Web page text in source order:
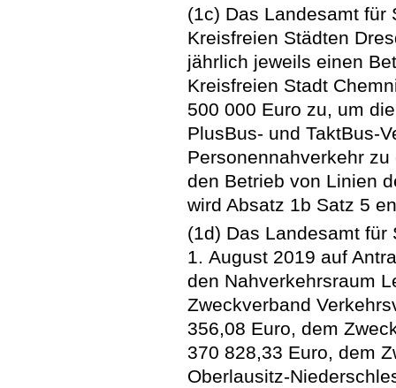
(1c) Das Landesamt für
Kreisfreien Städten
jährlich jeweils einen
Kreisfreien Stadt
500 000 Euro zu, um
PlusBus- und TaktBus-
Personennahverkehr
den Betrieb von Linien
wird Absatz 1b Satz 5
(1d) Das Landesamt für
1. August 2019 auf
den Nahverkehrsraum
Zweckverband
356,08 Euro, dem
370 828,33 Euro, dem
Oberlausitz-